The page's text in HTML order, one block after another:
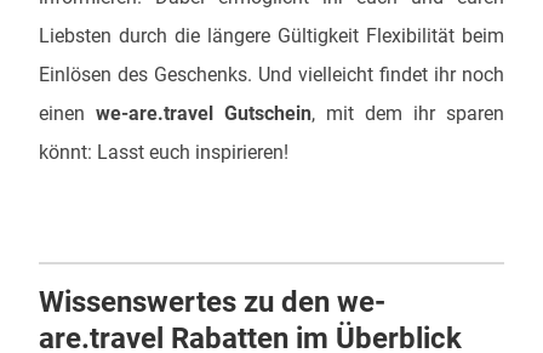
Liebsten durch die längere Gültigkeit Flexibilität beim
Einlösen des Geschenks. Und vielleicht findet ihr noch
einen we-are.travel Gutschein, mit dem ihr sparen
könnt: Lasst euch inspirieren!
Wissenswertes zu den we-
are.travel Rabatten im Überblick